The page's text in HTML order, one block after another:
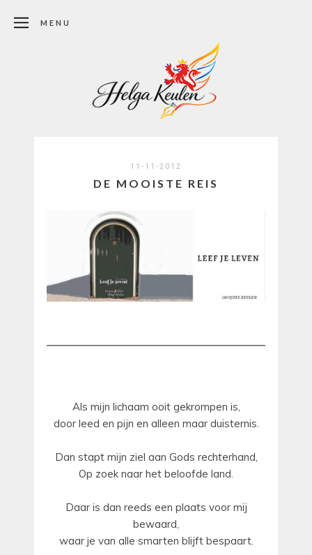
MENU
11-11-2012
DE MOOISTE REIS
Als mijn lichaam ooit gekrompen is,
door leed en pijn en alleen maar duisternis.
Dan stapt mijn ziel aan Gods rechterhand,
Op zoek naar het beloofde land.
Daar is dan reeds een plaats voor mij
bewaard,
waar je van alle smarten blijft bespaart.